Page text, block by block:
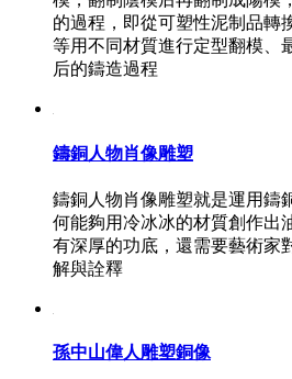
的過程，即從可塑性泥制品轉
等用不同材質進行定型翻模、
后的鑄造過程
鑄銅人物肖像雕塑
鑄銅人物肖像雕塑就是運用鑄
何能夠用冷冰冰的材質創作出
有深厚的功底，還需要藝術家
解與詮釋
孫中山偉人雕塑銅像